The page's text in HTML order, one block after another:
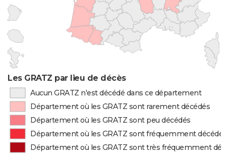
Les GRATZ par lieu de décès
Aucun GRATZ n'est décédé dans ce département
Département où les GRATZ sont rarement décédés
Département où les GRATZ sont peu décédés
Département où les GRATZ sont fréquemment
Département où les GRATZ sont très fréquemment